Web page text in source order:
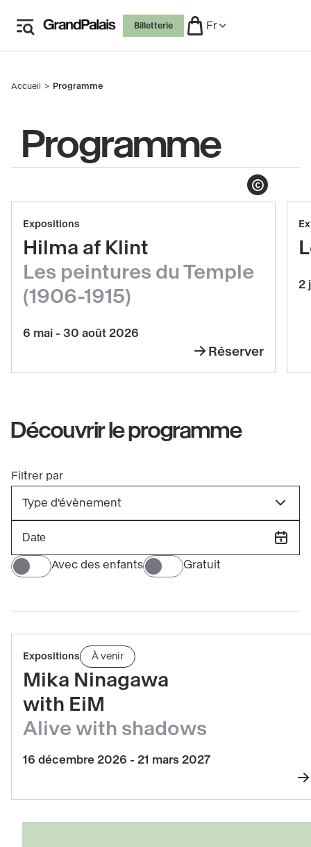
contenu
Billetterie Fr
Fil
Accueil Programme
Programme
Evénements
mis
en
avant
Hilma
Klint,
Les
peintures
du
Afficher le copyright
Hilma af Klint
Les peintures du Temple
(1906-1915)
Expositions
6 mai - 30 août 2026
Réserver
peintures
2
Découvrir le programme
Filtrer par
Un
clic
filtre
page
Type d'évènement
Avec des enfants Gratuit
En
savoir
plus
sur
Mika
Ninagawa
Mika Ninagawa
with EiM
Alive with shadows
Expositions À venir
16 décembre 2026 - 21 mars 2027